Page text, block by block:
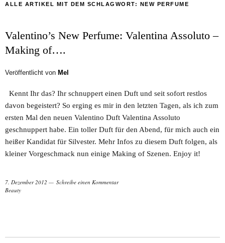
ALLE ARTIKEL MIT DEM SCHLAGWORT: NEW PERFUME
Valentino’s New Perfume: Valentina Assoluto –
Making of….
Veröffentlicht von Mel
Kennt Ihr das? Ihr schnuppert einen Duft und seit sofort restlos
davon begeistert? So erging es mir in den letzten Tagen, als ich zum
ersten Mal den neuen Valentino Duft Valentina Assoluto
geschnuppert habe. Ein toller Duft für den Abend, für mich auch ein
heißer Kandidat für Silvester. Mehr Infos zu diesem Duft folgen, als
kleiner Vorgeschmack nun einige Making of Szenen. Enjoy it!
7. Dezember 2012
Schreibe einen Kommentar
Beauty